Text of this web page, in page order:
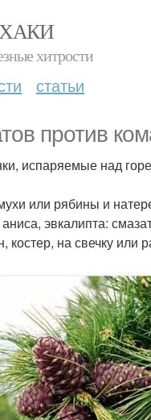
хитрости
статьи
против
испаряемые над
или рябины и
эвкалипта:
костер, на свечку